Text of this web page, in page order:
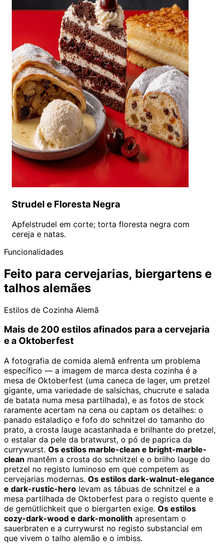
Strudel e Floresta Negra
Apfelstrudel em corte; torta floresta negra com
cereja e natas.
Funcionalidades
Feito para cervejarias, biergartens e
talhos alemães
Estilos de Cozinha Alemã
Mais de 200 estilos afinados para a cervejaria
e a Oktoberfest
A fotografia de comida alemã enfrenta um problema
específico — a imagem de marca desta cozinha é a
mesa de Oktoberfest (uma caneca de lager, um pretzel
gigante, uma variedade de salsichas, chucrute e salada
de batata numa mesa partilhada), e as fotos de stock
raramente acertam na cena ou captam os detalhes: o
panado estaladiço e fofo do schnitzel do tamanho do
prato, a crosta lauge acastanhada e brilhante do pretzel,
o estalar da pele da bratwurst, o pó de paprica da
currywurst. Os estilos marble-clean e bright-marble-
clean mantêm a crosta do schnitzel e o brilho lauge do
pretzel no registo luminoso em que competem as
cervejarias modernas. Os estilos dark-walnut-elegance
e dark-rustic-hero levam as tábuas de schnitzel e a
mesa partilhada de Oktoberfest para o registo quente e
de gemütlichkeit que o biergarten exige. Os estilos
cozy-dark-wood e dark-monolith apresentam o
sauerbraten e a currywurst no registo substancial em
que vivem o talho alemão e o imbiss.